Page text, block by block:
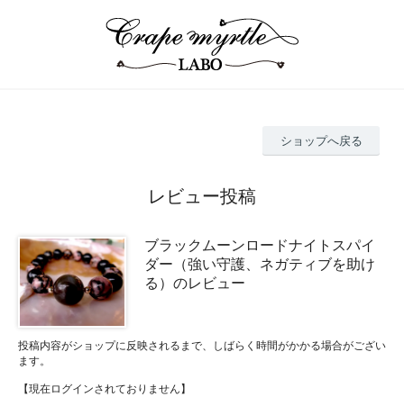
ショップへ戻る
レビュー投稿
ブラックムーンロードナイトスパイ
ダー（強い守護、ネガティブを助け
る）のレビュー
投稿内容がショップに反映されるまで、しばらく時間がかかる場合がござい
ます。
【現在ログインされておりません】